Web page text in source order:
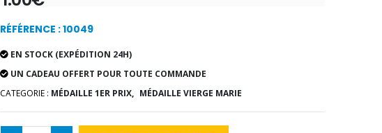
RÉFÉRENCE : 10049
EN STOCK (EXPÉDITION 24H)
UN CADEAU OFFERT POUR TOUTE COMMANDE
CATEGORIE : MÉDAILLE 1ER PRIX, MÉDAILLE VIERGE MARIE